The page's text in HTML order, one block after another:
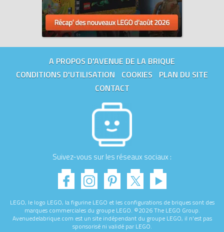
A PROPOS D'AVENUE DE LA BRIQUE
CONDITIONS D'UTILISATION
COOKIES
PLAN DU SITE
CONTACT
Suivez-vous sur les réseaux sociaux :
LEGO, le logo LEGO, la figurine LEGO et les configurations de briques sont des
marques commerciales du groupe LEGO. ©2026 The LEGO Group.
Avenuedelabrique.com est un site indépendant du groupe LEGO, il n'est pas
sponsorisé ni validé par LEGO.